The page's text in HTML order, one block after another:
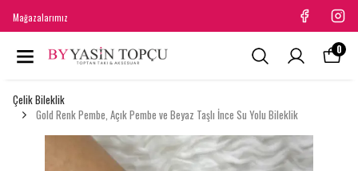
Mağazalarımız
0
Çelik Bileklik
Gold Renk Pembe, Açık Pembe ve Beyaz Taşlı İnce Su Yolu Bileklik